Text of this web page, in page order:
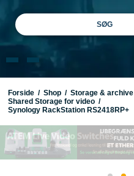
SØG
Forside / Shop / Storage & archive
Shared Storage for video /
Synology RackStation RS2418RP+